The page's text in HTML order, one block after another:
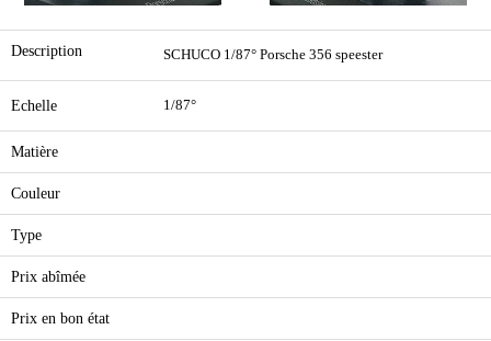
Description SCHUCO 1/87° Porsche 356 speester
Echelle 1/87°
Matière
Couleur
Type
Prix abîmée
Prix en bon état